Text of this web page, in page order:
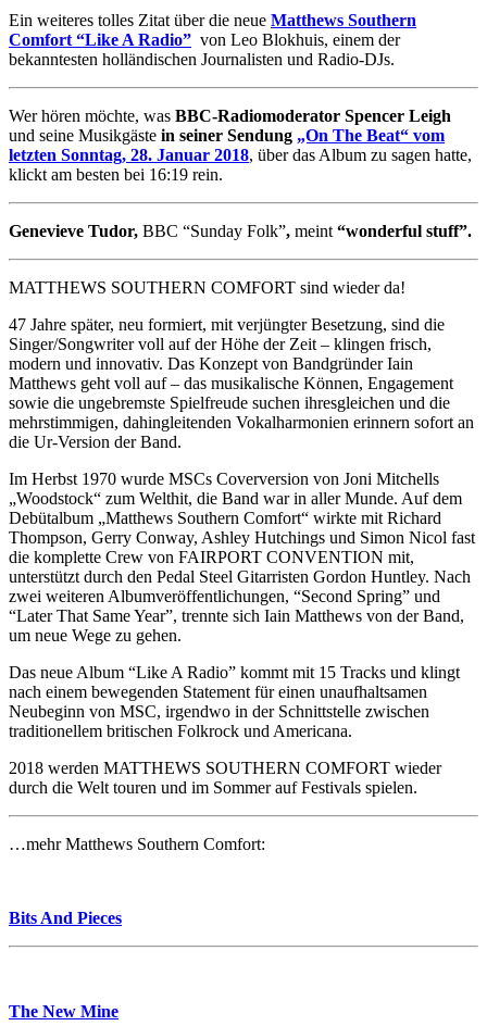
Ein weiteres tolles Zitat über die neue Matthews Southern
Comfort “Like A Radio” von Leo Blokhuis, einem der
bekanntesten holländischen Journalisten und Radio-DJs.
Wer hören möchte, was BBC-Radiomoderator Spencer Leigh
und seine Musikgäste in seiner Sendung „On The Beat“ vom
letzten Sonntag, 28. Januar 2018, über das Album zu sagen hatte,
klickt am besten bei 16:19 rein.
Genevieve Tudor, BBC “Sunday Folk”, meint “wonderful stuff”.
MATTHEWS SOUTHERN COMFORT sind wieder da!
47 Jahre später, neu formiert, mit verjüngter Besetzung, sind die
Singer/Songwriter voll auf der Höhe der Zeit – klingen frisch,
modern und innovativ. Das Konzept von Bandgründer Iain
Matthews geht voll auf – das musikalische Können, Engagement
sowie die ungebremste Spielfreude suchen ihresgleichen und die
mehrstimmigen, dahingleitenden Vokalharmonien erinnern sofort an
die Ur-Version der Band.
Im Herbst 1970 wurde MSCs Coverversion von Joni Mitchells
„Woodstock“ zum Welthit, die Band war in aller Munde. Auf dem
Debütalbum „Matthews Southern Comfort“ wirkte mit Richard
Thompson, Gerry Conway, Ashley Hutchings und Simon Nicol fast
die komplette Crew von FAIRPORT CONVENTION mit,
unterstützt durch den Pedal Steel Gitarristen Gordon Huntley. Nach
zwei weiteren Albumveröffentlichungen, “Second Spring” und
“Later That Same Year”, trennte sich Iain Matthews von der Band,
um neue Wege zu gehen.
Das neue Album “Like A Radio” kommt mit 15 Tracks und klingt
nach einem bewegenden Statement für einen unaufhaltsamen
Neubeginn von MSC, irgendwo in der Schnittstelle zwischen
traditionellem britischen Folkrock und Americana.
2018 werden MATTHEWS SOUTHERN COMFORT wieder
durch die Welt touren und im Sommer auf Festivals spielen.
…mehr Matthews Southern Comfort:
Bits And Pieces
The New Mine